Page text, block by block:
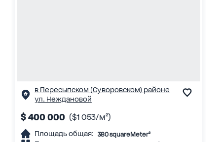
в Пересыпском (Суворовском) районе
ул. Неждановой
$ 400 000 ($1 053/м²)
Площадь общая: 380 squareMeter²